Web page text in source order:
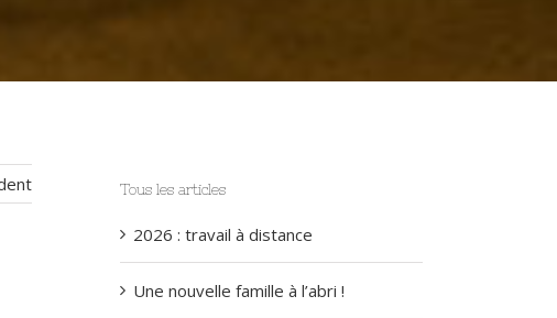
Tous les articles
2026 : travail à distance
Une nouvelle famille à l’abri !